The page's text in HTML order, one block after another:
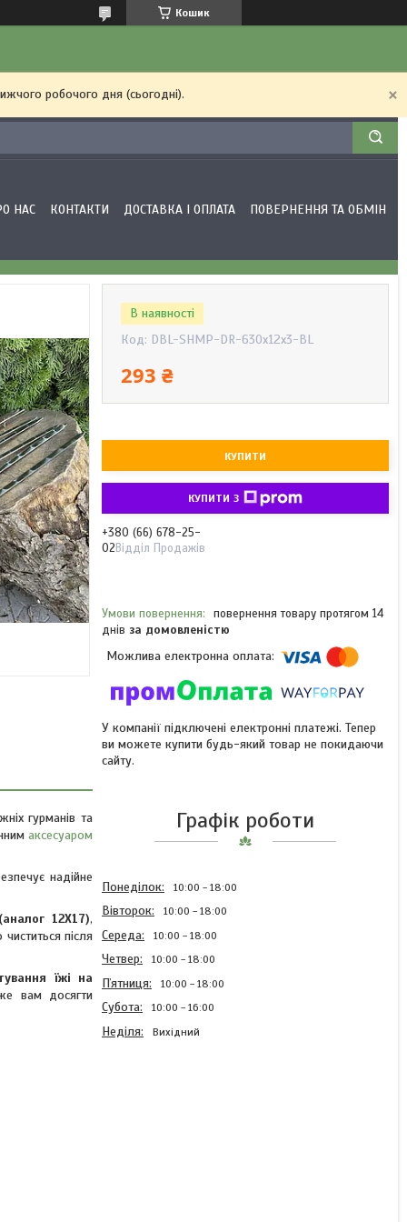
Кошик
робочого дня (сьогодні).
НАС КОНТАКТИ ДОСТАВКА І ОПЛАТА ПОВЕРНЕННЯ ТА ОБМІН
гурманів та
аксесуаром
надійне
12Х17),
після
їжі на
вам досягти
В наявності
Код: DBL-SHMP-DR-630x12x3-BL
293 ₴
КУПИТИ
КУПИТИ З
+380 (66) 678-25-
02Відділ Продажів
повернення товару протягом 14
днів за домовленістю
У компанії підключені електронні платежі. Тепер
ви можете купити будь-який товар не покидаючи
сайту.
Графік роботи
Понеділок 10:00 18:00
Вівторок 10:00 18:00
Середа 10:00 18:00
Четвер 10:00 18:00
Пʼятниця 10:00 18:00
Субота 10:00 16:00
Неділя Вихідний